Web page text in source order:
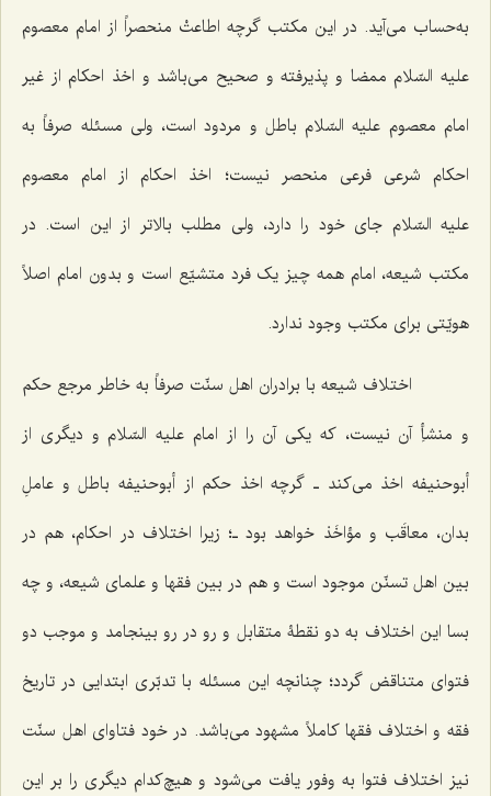
به‌حساب می‌آید. در این مکتب گرچه اطاعتْ منحصراً از امام معصوم
علیه السّلام ممضا و پذیرفته و صحیح می‌باشد و اخذ احکام از غیر
امام معصوم علیه السّلام باطل و مردود است، ولی مسئله صرفاً به
احکام شرعی فرعی منحصر نیست؛ اخذ احکام از امام معصوم
علیه السّلام جای خود را دارد، ولی مطلب بالاتر از این است. در
مکتب شیعه، امام همه چیز یک فرد متشیّع است و بدون امام اصلاً
هویّتی برای مکتب وجود ندارد.
اختلاف شیعه با برادران اهل سنّت صرفاً به خاطر مرجع حکم
و منشأِ آن نیست، که یکی آن را از امام علیه السّلام و دیگری از
أبوحنیفه اخذ می‌کند ـ گرچه اخذ حکم از أبوحنیفه باطل و عاملِ
بدان، معاقَب و مؤاخَذ خواهد بود ـ؛ زیرا اختلاف در احکام، هم در
بین اهل تسنّن موجود است و هم در بین فقها و علمای‌ شیعه، و چه
بسا این اختلاف به دو نقطۀ متقابل و رو در رو بینجامد و موجب دو
فتوای متناقض گردد؛ چنانچه این مسئله با تدبّری ابتدایی در تاریخ
فقه و اختلاف فقها کاملاً مشهود می‌باشد. در خود فتاوای اهل سنّت
نیز اختلاف فتوا به وفور یافت می‌شود و هیچ‌کدام دیگری را بر این